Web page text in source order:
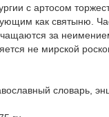
с артосом
как святыню.
за
не мирской
словарь,